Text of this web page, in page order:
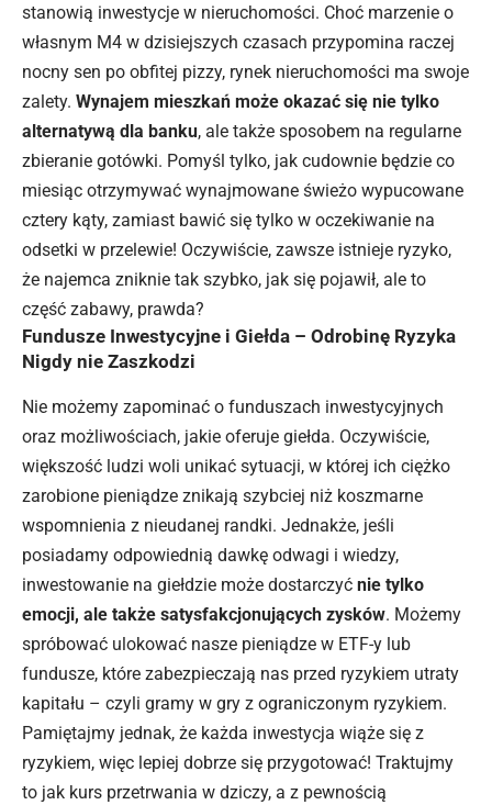
stanowią inwestycje w nieruchomości. Choć marzenie o
własnym M4 w dzisiejszych czasach przypomina raczej
nocny sen po obfitej pizzy, rynek nieruchomości ma swoje
zalety. Wynajem mieszkań może okazać się nie tylko
alternatywą dla banku, ale także sposobem na regularne
zbieranie gotówki. Pomyśl tylko, jak cudownie będzie co
miesiąc otrzymywać wynajmowane świeżo wypucowane
cztery kąty, zamiast bawić się tylko w oczekiwanie na
odsetki w przelewie! Oczywiście, zawsze istnieje ryzyko,
że najemca zniknie tak szybko, jak się pojawił, ale to
część zabawy, prawda?
Fundusze Inwestycyjne i Giełda – Odrobinę Ryzyka
Nigdy nie Zaszkodzi
Nie możemy zapominać o funduszach inwestycyjnych
oraz możliwościach, jakie oferuje giełda. Oczywiście,
większość ludzi woli unikać sytuacji, w której ich ciężko
zarobione pieniądze znikają szybciej niż koszmarne
wspomnienia z nieudanej randki. Jednakże, jeśli
posiadamy odpowiednią dawkę odwagi i wiedzy,
inwestowanie na giełdzie może dostarczyć nie tylko
emocji, ale także satysfakcjonujących zysków. Możemy
spróbować ulokować nasze pieniądze w ETF-y lub
fundusze, które zabezpieczają nas przed ryzykiem utraty
kapitału – czyli gramy w gry z ograniczonym ryzykiem.
Pamiętajmy jednak, że każda inwestycja wiąże się z
ryzykiem, więc lepiej dobrze się przygotować! Traktujmy
to jak kurs przetrwania w dziczy, a z pewnością